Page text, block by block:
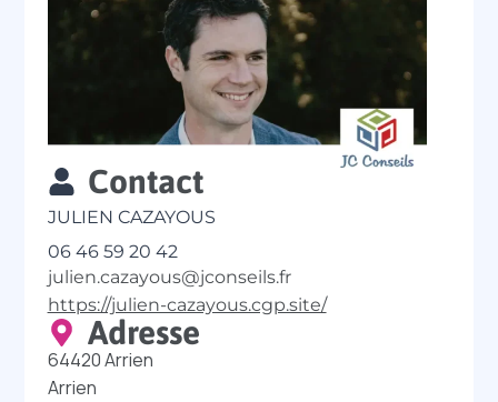
Contact
JULIEN CAZAYOUS
06 46 59 20 42
julien.cazayous@jconseils.fr
https://julien-cazayous.cgp.site/
Adresse
64420 Arrien
Arrien